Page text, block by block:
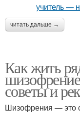
читать дальше →
Как жить
советы и
Шизофрения — это